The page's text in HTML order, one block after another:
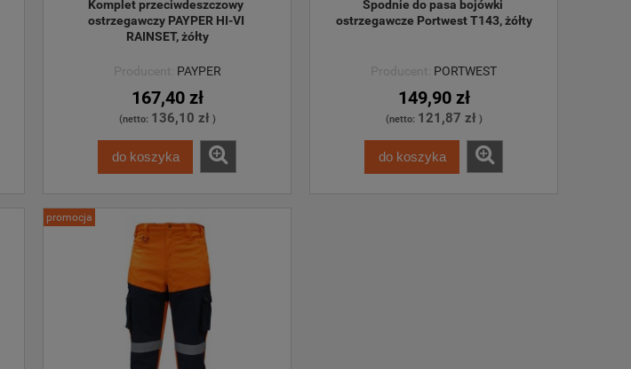
Komplet przeciwdeszczowy
ostrzegawczy PAYPER HI-VI
RAINSET, żółty
Producent: PAYPER
167,40 zł
(netto: 136,10 zł)
do koszyka
Spodnie do pasa bojówki
ostrzegawcze Portwest T143, żółty
Producent: PORTWEST
149,90 zł
(netto: 121,87 zł)
do koszyka
promocja